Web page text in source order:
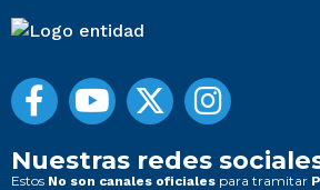
Nuestras redes
Estos No son canales oficiales para tramitar